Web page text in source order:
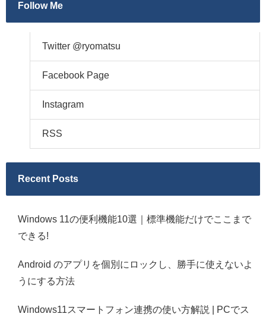
Follow Me
Twitter @ryomatsu
Facebook Page
Instagram
RSS
Recent Posts
Windows 11の便利機能10選｜標準機能だけでここまで
できる!
Android のアプリを個別にロックし、勝手に使えないよ
うにする方法
Windows11スマートフォン連携の使い方解説 | PCでス